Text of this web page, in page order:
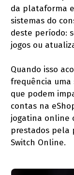
da plataforma
sistemas do
deste período:
jogos ou
Quando isso
frequência
que podem
contas na
jogatina online
prestados pela
Switch Online.